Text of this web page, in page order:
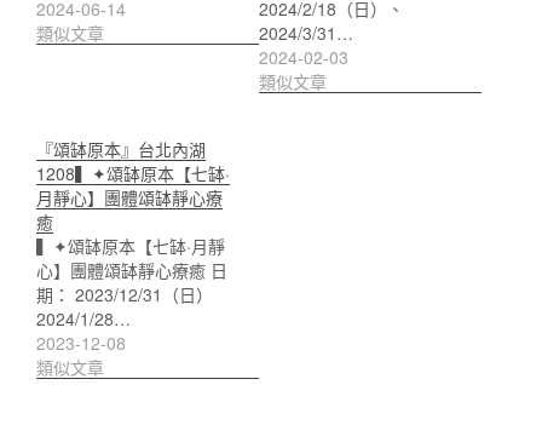
2024-06-14
類似文章
2024/2/18（日）、
2024/3/31…
2024-02-03
類似文章
『頌缽原本』台北內湖
1208▍✦頌缽原本【七缽·
月靜心】團體頌缽靜心療
癒
▍✦頌缽原本【七缽·月靜
心】團體頌缽靜心療癒 日
期： 2023/12/31（日）
2024/1/28…
2023-12-08
類似文章